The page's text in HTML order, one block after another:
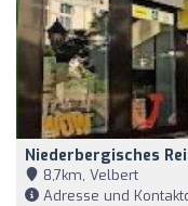
Niederbergisches
8,7km, Velbert
Adresse und